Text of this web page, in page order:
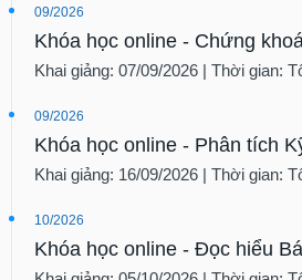
09/2026
Khóa học online - Chứng
Khai giảng: 07/09/2026 | Thời gian:
09/2026
Khóa học online - Phân tích
Khai giảng: 16/09/2026 | Thời gian:
10/2026
Khóa học online - Đọc hiểu